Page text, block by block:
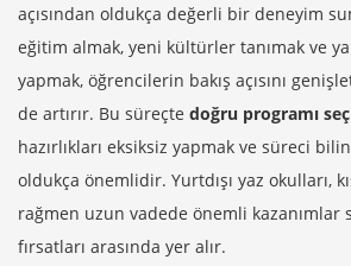
açısından oldukça değerli bir deneyim
eğitim almak, yeni kültürler tanımak ve
yapmak, öğrencilerin bakış açısını
de artırır. Bu süreçte doğru programı
hazırlıkları eksiksiz yapmak ve süreci
oldukça önemlidir. Yurtdışı yaz okulları,
rağmen uzun vadede önemli kazanımlar
fırsatları arasında yer alır.